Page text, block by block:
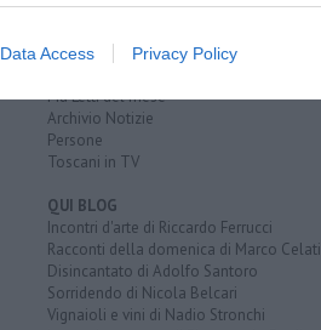
Data Access Privacy Policy
Le notizie di oggi
Più Letti del mese
Archivio Notizie
Persone
Toscani in TV
QUI BLOG
Incontri d'arte di Riccardo Ferrucci
Racconti della domenica di Marco Celati
Disincantato di Adolfo Santoro
Sorridendo di Nicola Belcari
Vignaioli e vini di Nadio Stronchi